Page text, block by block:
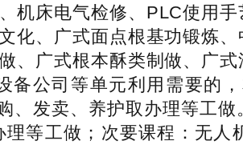
机床电气检修、PLC使用
化、广式面点根基功锻炼
、广式根本酥类制做、广
公司等单元利用需要的
发卖、养护取办理等工
等工做；次要课程：无